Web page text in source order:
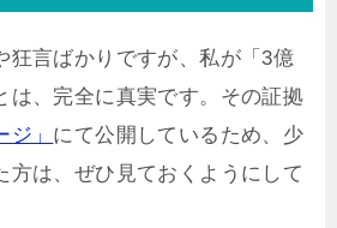
狂言ばかりですが、私が「3億
は、完全に真実です。その証拠
ジ」 にて公開しているため、少
方は、ぜひ見ておくようにして